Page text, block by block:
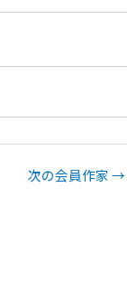
次の会員作家→